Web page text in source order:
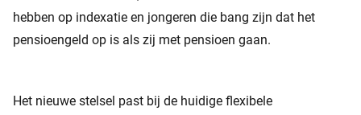
hebben op indexatie en jongeren die bang zijn dat het
pensioengeld op is als zij met pensioen gaan.
Het nieuwe stelsel past bij de huidige flexibele